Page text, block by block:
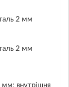
2 мм
2 мм
внутрішня